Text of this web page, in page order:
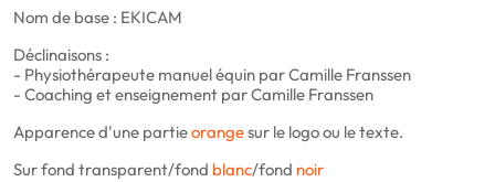
Nom de base : EKICAM
Déclinaisons :
- Physiothérapeute manuel équin par Camille Franssen
- Coaching et enseignement par Camille Franssen
Apparence d'une partieorangesur le logo ou le texte.
Sur fond transparent/fond blanc/fond noir